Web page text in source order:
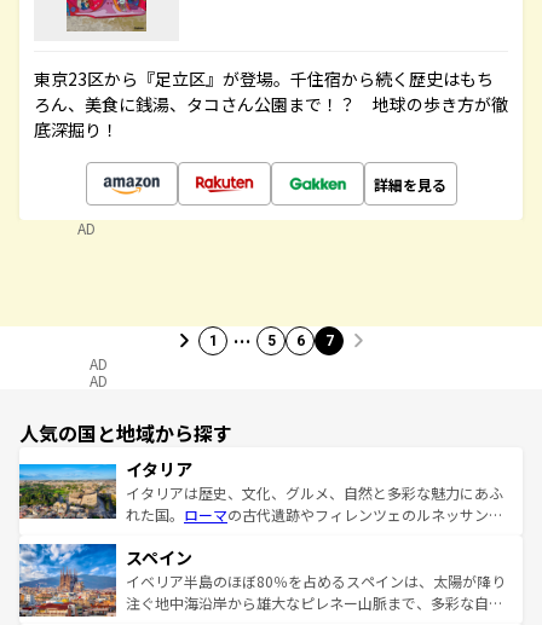
東京23区から『足立区』が登場。千住宿から続く歴史はもち
ろん、美食に銭湯、タコさん公園まで！？ 地球の歩き方が徹
底深掘り！
詳細を見る
AD
1 … 5 6 7
AD
AD
人気の国と地域から探す
イタリア
イタリアは歴史、文化、グルメ、自然と多彩な魅力にあふ
れた国。 ローマの古代遺跡やフィレンツェのルネッサンス
ろん、トスカーナの美しい田園風景やアマルフィ海岸の絶
景など、自然景観も見逃せない。観光の合間には、本場の
ピザやパスタなど、絶品のイタリア料理を堪能することも
スペイン
イベリア半島のほぼ80％を占めるスペインは、太陽が降り
注ぐ地中海沿岸から雄大なピレネー山脈まで、多彩な自然